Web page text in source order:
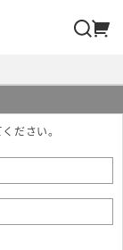
ださい。